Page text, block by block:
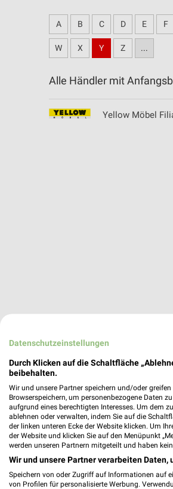
A B C D E F
W X Y Z ...
Alle Händler mit
Yellow Möbel
Datenschutzeinstellungen
Durch Klicken auf die Schaltfläche
beibehalten.
Wir und unsere Partner speichern und/oder
Browserspeichern, um personenbezogene Daten
aufgrund eines berechtigten Interesses. Um dem
ablehnen oder verwalten, indem Sie auf die
der linken unteren Ecke der Website klicken. Um
der Website und klicken Sie auf den Menüpunkt
werden unseren Partnern mitgeteilt und haben
Wir und unsere Partner verarbeiten
Speichern von oder Zugriff auf Informationen auf
von Profilen für personalisierte Werbung.